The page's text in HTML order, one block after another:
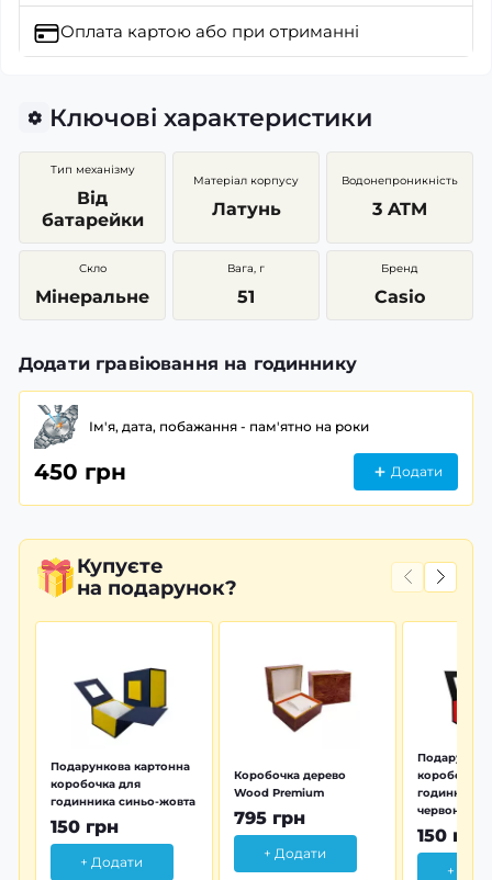
Оплата картою або при отриманні
Ключові характеристики
Тип механізму
Від
батарейки
Матеріал корпусу
Латунь
Водонепроникність
3 ATM
Скло
Мінеральне
Вага, г
51
Бренд
Casio
Додати гравіювання на годиннику
Ім'я, дата, побажання - пам'ятно на роки
450 грн Додати
Купуєте
на подарунок?
Подарункова картонна
коробочка для
годинника синьо-жовта
150 грн
+ Додати
Коробочка дерево
Wood Premium
795 грн
+ Додати
коробочка
годинника
червона
150 грн
+